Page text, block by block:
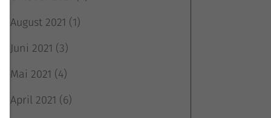
August 2021 (1)
Juni 2021 (3)
Mai 2021 (4)
April 2021 (6)